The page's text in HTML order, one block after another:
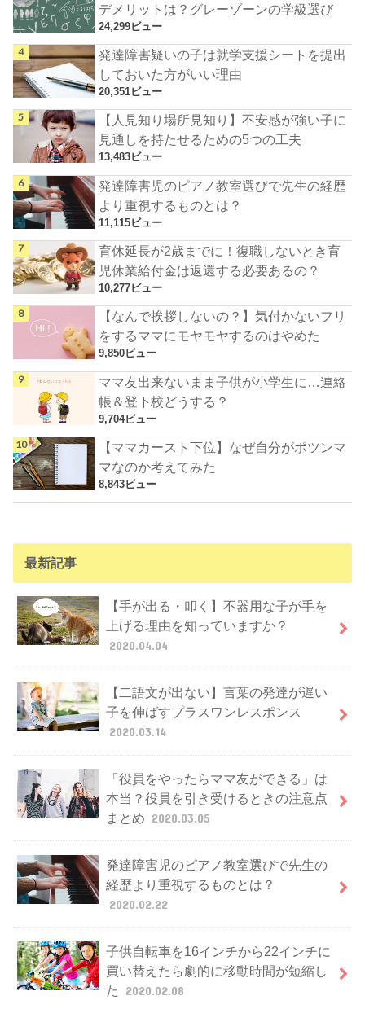
デメリットは？グレーゾーンの学級選び
24,299ビュー
発達障害疑いの子は就学支援シートを提出
しておいた方がいい理由
20,351ビュー
【人見知り場所見知り】不安感が強い子に
見通しを持たせるための5つの工夫
13,483ビュー
発達障害児のピアノ教室選びで先生の経歴
より重視するものとは？
11,115ビュー
育休延長が2歳までに！復職しないとき育
児休業給付金は返還する必要あるの？
10,277ビュー
【なんで挨拶しないの？】気付かないフリ
をするママにモヤモヤするのはやめた
9,850ビュー
ママ友出来ないまま子供が小学生に…連絡
帳＆登下校どうする？
9,704ビュー
【ママカースト下位】なぜ自分がポツンマ
マなのか考えてみた
8,843ビュー
最新記事
【手が出る・叩く】不器用な子が手を
上げる理由を知っていますか？
2020.04.04
【二語文が出ない】言葉の発達が遅い
子を伸ばすプラスワンレスポンス
2020.03.14
「役員をやったらママ友ができる」は
本当？役員を引き受けるときの注意点
まとめ 2020.03.05
発達障害児のピアノ教室選びで先生の
経歴より重視するものとは？
2020.02.22
子供自転車を16インチから22インチに
買い替えたら劇的に移動時間が短縮し
た
2020.02.08